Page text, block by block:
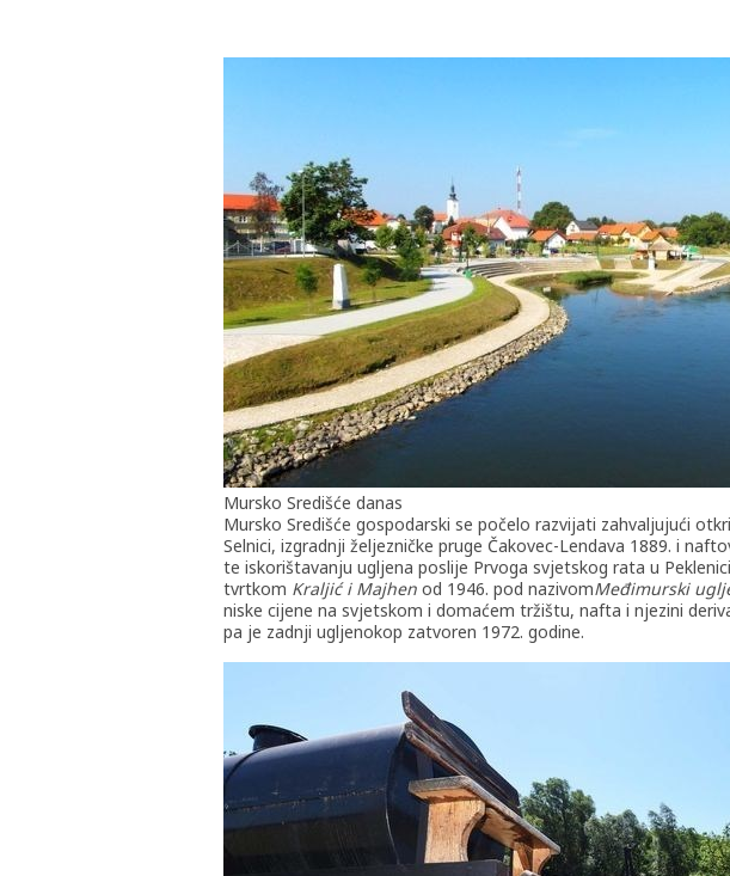
Mursko Središće danas
Mursko Središće gospodarski se počelo razvijati zahvaljujući
Selnici, izgradnji željezničke pruge Čakovec-Lendava 1889. i
te iskorištavanju ugljena poslije Prvoga svjetskog rata u
tvrtkom Kraljić i Majhen od 1946. pod nazivomMeđimurski
niske cijene na svjetskom i domaćem tržištu, nafta i njezini
pa je zadnji ugljenokop zatvoren 1972. godine.